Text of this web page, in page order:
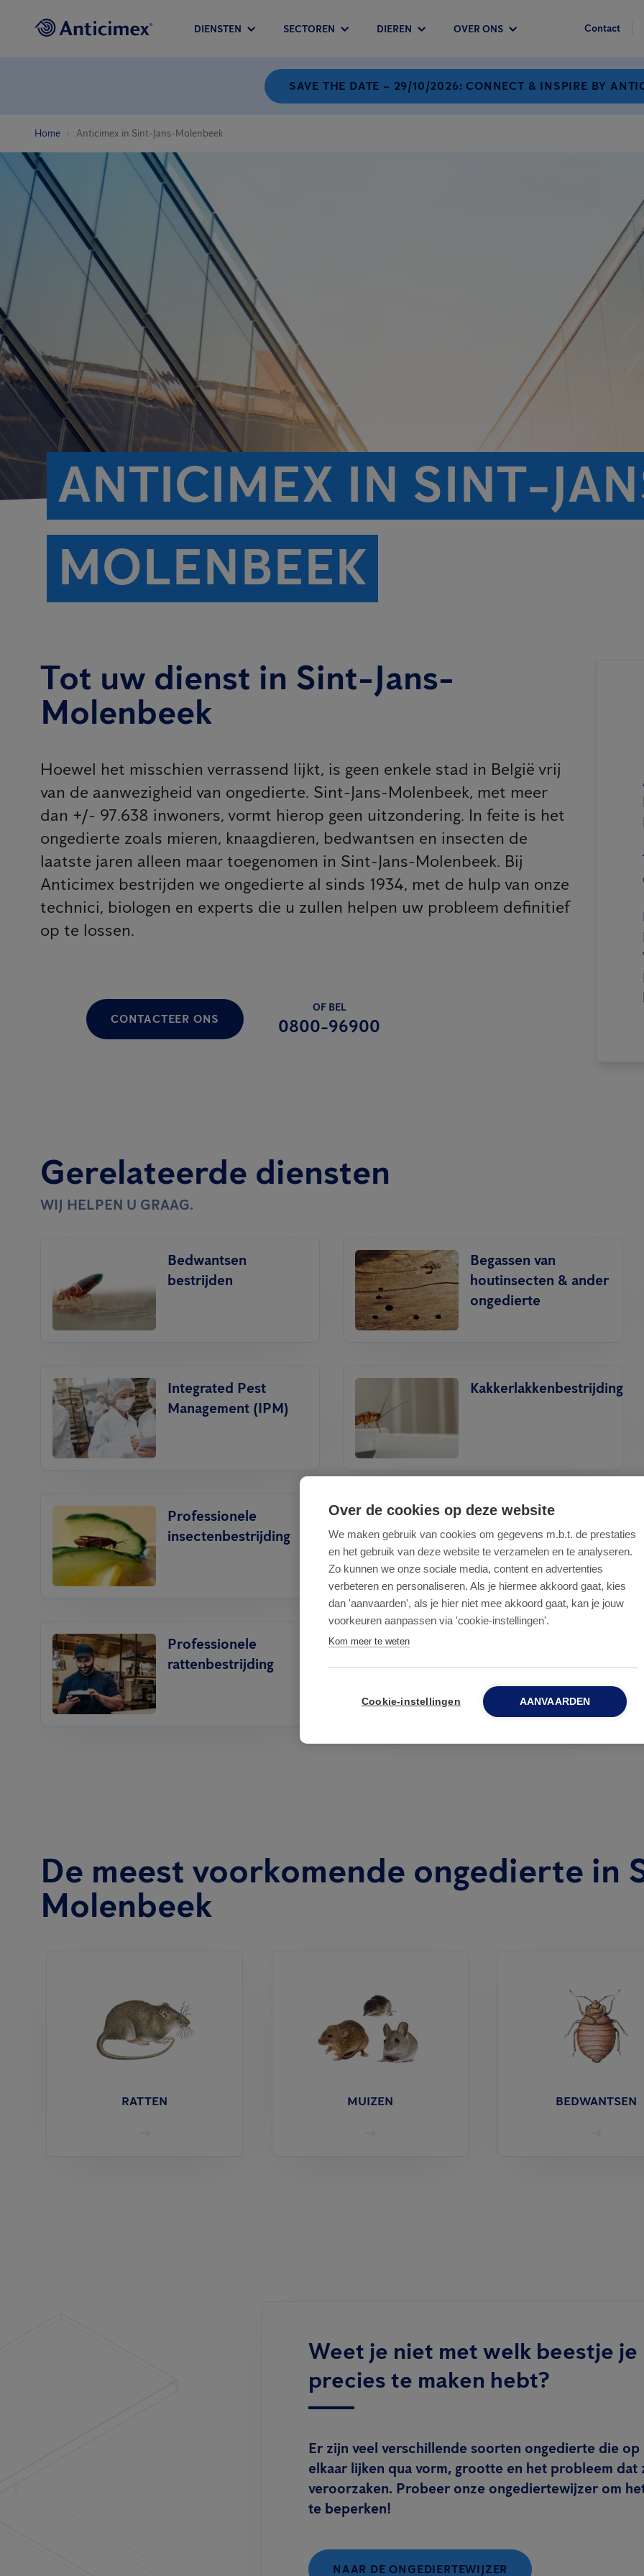
DIENSTEN SECTOREN DIEREN OVER ONS Contact
SAVE THE DATE – 29/10/2026: CONNECT & INSPIRE BY
Home Anticimex in Sint-Jans-Molenbeek
ANTICIMEX IN SINT-
MOLENBEEK
Tot uw dienst in Sint-Jans-
Molenbeek
Hoewel het misschien verrassend lijkt, is geen enkele stad in België vrij
van de aanwezigheid van ongedierte. Sint-Jans-Molenbeek, met meer
dan +/- 97.638 inwoners, vormt hierop geen uitzondering. In feite is het
ongedierte zoals mieren, knaagdieren, bedwantsen en insecten de
laatste jaren alleen maar toegenomen in Sint-Jans-Molenbeek. Bij
Anticimex bestrijden we ongedierte al sinds 1934, met de hulp van onze
technici, biologen en experts die u zullen helpen uw probleem definitief
op te lossen.
CONTACTEER ONS
OF BEL
0800-96900
Gerelateerde diensten
WIJ HELPEN U GRAAG.
Bedwantsen
bestrijden
Begassen van
houtinsecten & ander
ongedierte
Integrated Pest
Management (IPM)
Kakkerlakkenbestrijding
Professionele
insectenbestrijding
Professionele
muizenbestrijding
Professionele
rattenbestrijding
Bouwkundige wering
De meest voorkomende ongedierte in
Molenbeek
RATTEN MUIZEN BEDWANTSEN
Weet je niet met welk beestje je
precies te maken hebt?
Er zijn veel verschillende soorten ongedierte die op
elkaar lijken qua vorm, grootte en het probleem dat
veroorzaken. Probeer onze ongediertewijzer om
te beperken!
NAAR DE ONGEDIERTEWIJZER
Over de cookies op deze website
We maken gebruik van cookies om gegevens m.b.t. de prestaties
en het gebruik van deze website te verzamelen en te analyseren.
Zo kunnen we onze sociale media, content en advertenties
verbeteren en personaliseren. Als je hiermee akkoord gaat, kies
dan 'aanvaarden', als je hier niet mee akkoord gaat, kan je jouw
voorkeuren aanpassen via 'cookie-instellingen'.
Kom meer te weten
Cookie-instellingen AANVAARDEN